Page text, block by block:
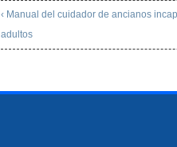
‹ Manual del cuidador de ancianos
adultos